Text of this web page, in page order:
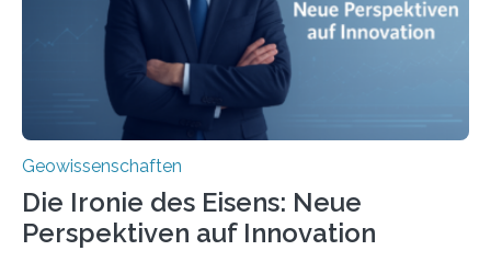
Geowissenschaften
Die Ironie des Eisens: Neue
Perspektiven auf Innovation